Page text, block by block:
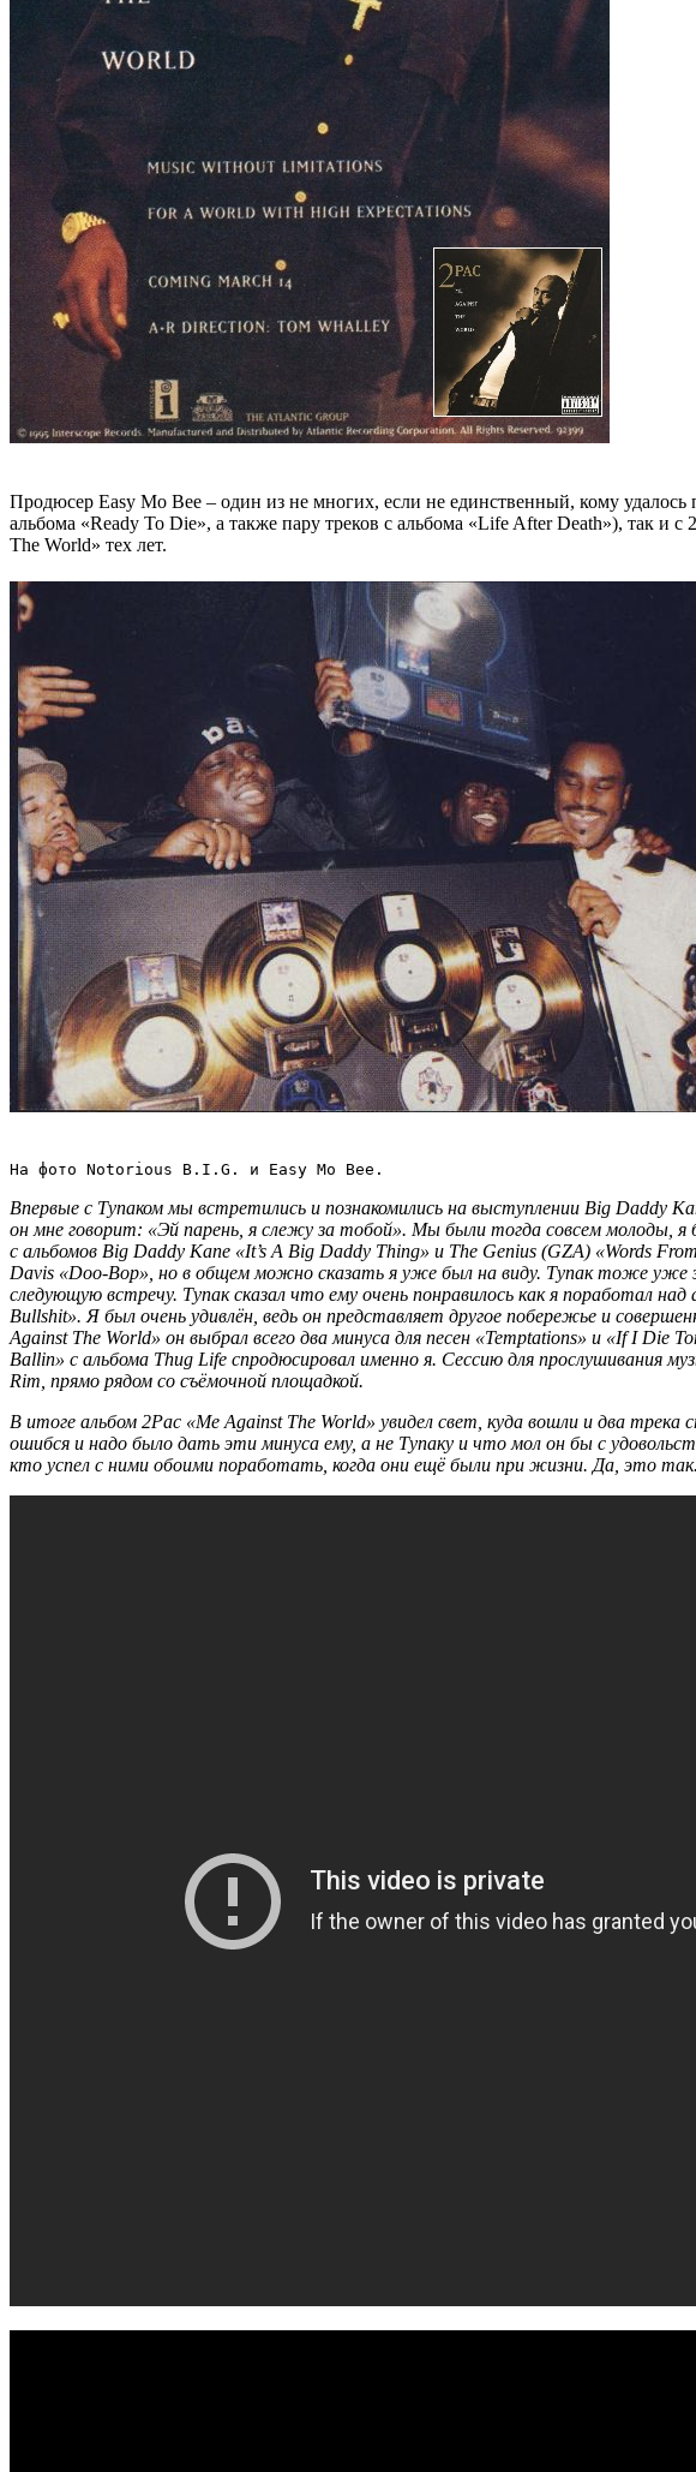
Продюсер Easy Mo Bee – один из не многих, если не единственный, кому удалось
альбома «Ready To Die», а также пару треков с альбома «Life After Death»), так и с
The World» тех лет.
На фото Notorious B.I.G. и Easy Mo Bee.
Впервые с Тупаком мы встретились и познакомились на выступлении Big Daddy
он мне говорит: «Эй парень, я слежу за тобой». Мы были тогда совсем молоды,
с альбомов Big Daddy Kane «It’s A Big Daddy Thing» и The Genius (GZA) «Words
Davis «Doo-Bop», но в общем можно сказать я уже был на виду. Тупак тоже уже
следующую встречу. Тупак сказал что ему очень понравилось как я поработал над
Bullshit». Я был очень удивлён, ведь он представляет другое побережье и
Against The World» он выбрал всего два минуса для песен «Temptations» и «If I Die
Ballin» с альбома Thug Life спродюсировал именно я. Сессию для прослушивания
Rim, прямо рядом со съёмочной площадкой.
В итоге альбом 2Pac «Me Against The World» увидел свет, куда вошли и два трека
ошибся и надо было дать эти минуса ему, а не Тупаку и что мол он бы с
кто успел с ними обоими поработать, когда они ещё были при жизни. Да, это так.